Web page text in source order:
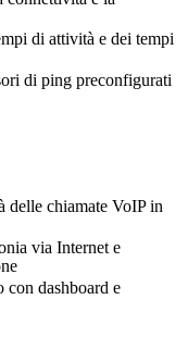
di attività e dei tempi
di ping preconfigurati
delle chiamate VoIP in
via Internet e
con dashboard e